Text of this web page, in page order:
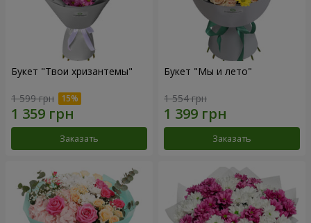
Букет "Твои хризантемы"
1 599 грн
Заказать
Букет "Мы и лето"
1 554 грн
Заказать